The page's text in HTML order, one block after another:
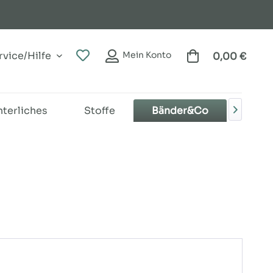
Hilfe Mein Konto 0,00 €
Stoffe Bänder&Co 